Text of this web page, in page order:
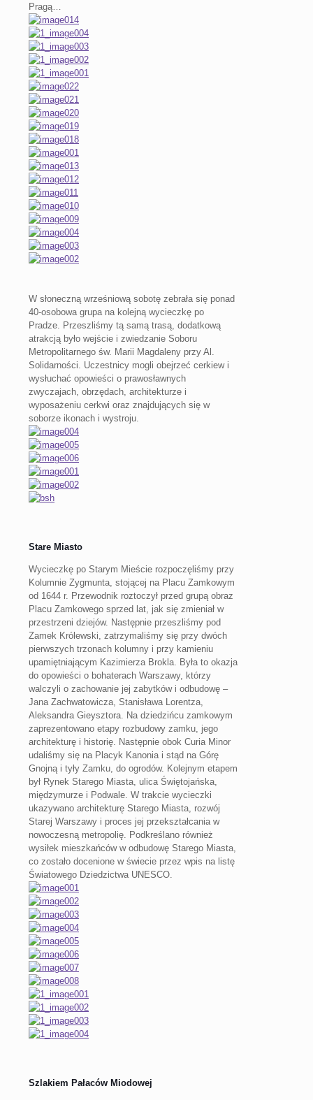
Pragą…
W słoneczną wrześniową sobotę zebrała się ponad
40-osobowa grupa na kolejną wycieczkę po
Pradze. Przeszliśmy tą samą trasą, dodatkową
atrakcją było wejście i zwiedzanie Soboru
Metropolitarnego św. Marii Magdaleny przy Al.
Solidarności. Uczestnicy mogli obejrzeć cerkiew i
wysłuchać opowieści o prawosławnych
zwyczajach, obrzędach, architekturze i
wyposażeniu cerkwi oraz znajdujących się w
soborze ikonach i wystroju.
Stare Miasto
Wycieczkę po Starym Mieście rozpoczęliśmy przy
Kolumnie Zygmunta, stojącej na Placu Zamkowym
od 1644 r. Przewodnik roztoczył przed grupą obraz
Placu Zamkowego sprzed lat, jak się zmieniał w
przestrzeni dziejów. Następnie przeszliśmy pod
Zamek Królewski, zatrzymaliśmy się przy dwóch
pierwszych trzonach kolumny i przy kamieniu
upamiętniającym Kazimierza Brokla. Była to okazja
do opowieści o bohaterach Warszawy, którzy
walczyli o zachowanie jej zabytków i odbudowę –
Jana Zachwatowicza, Stanisława Lorentza,
Aleksandra Gieysztora. Na dziedzińcu zamkowym
zaprezentowano etapy rozbudowy zamku, jego
architekturę i historię. Następnie obok Curia Minor
udaliśmy się na Placyk Kanonia i stąd na Górę
Gnojną i tyły Zamku, do ogrodów. Kolejnym etapem
był Rynek Starego Miasta, ulica Świętojańska,
międzymurze i Podwale. W trakcie wycieczki
ukazywano architekturę Starego Miasta, rozwój
Starej Warszawy i proces jej przekształcania w
nowoczesną metropolię. Podkreślano również
wysiłek mieszkańców w odbudowę Starego Miasta,
co zostało docenione w świecie przez wpis na listę
Światowego Dziedzictwa UNESCO.
Szlakiem Pałaców Miodowej